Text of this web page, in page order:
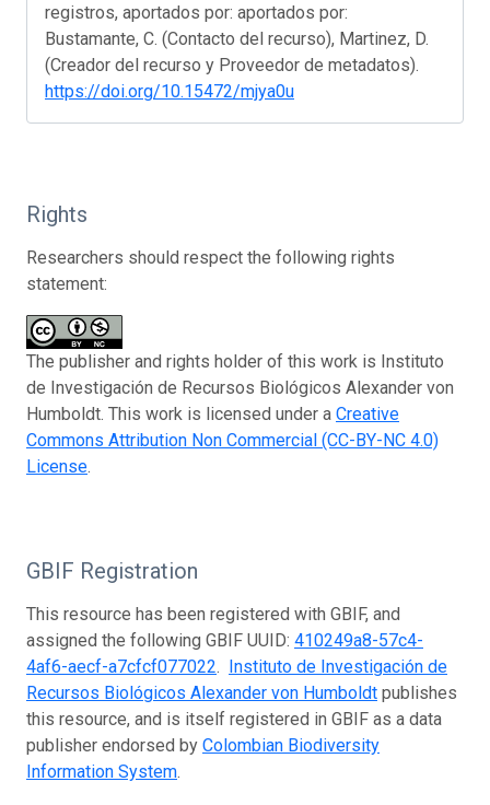
registros, aportados por: aportados por:
Bustamante, C. (Contacto del recurso), Martinez, D.
(Creador del recurso y Proveedor de metadatos).
https://doi.org/10.15472/mjya0u
Rights
Researchers should respect the following rights
statement:
The publisher and rights holder of this work is Instituto
de Investigación de Recursos Biológicos Alexander von
Humboldt. This work is licensed under a Creative
Commons Attribution Non Commercial (CC-BY-NC 4.0)
License.
GBIF Registration
This resource has been registered with GBIF, and
assigned the following GBIF UUID: 410249a8-57c4-
4af6-aecf-a7cfcf077022. Instituto de Investigación de
Recursos Biológicos Alexander von Humboldt publishes
this resource, and is itself registered in GBIF as a data
publisher endorsed by Colombian Biodiversity
Information System.